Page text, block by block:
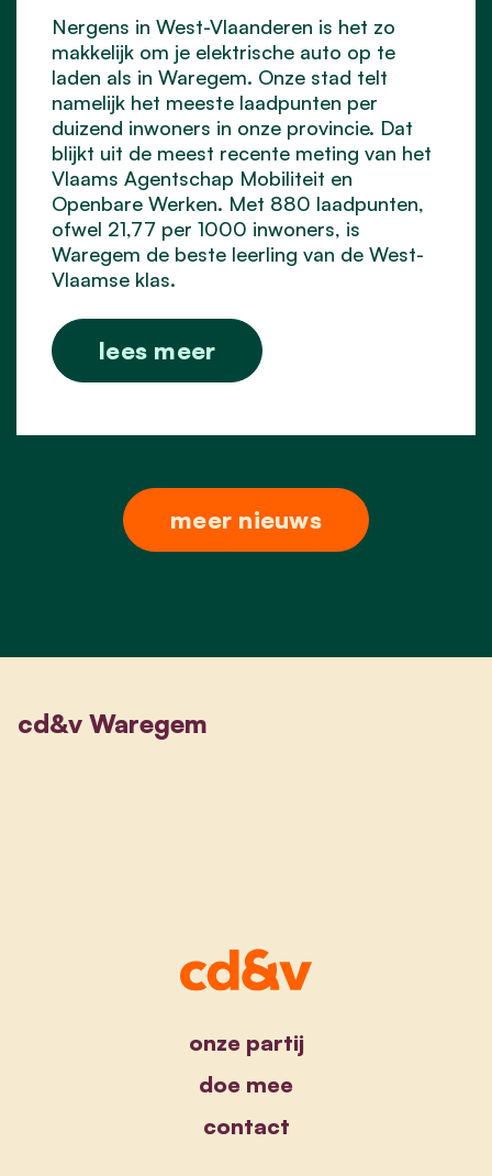
Nergens in West-Vlaanderen is het zo
makkelijk om je elektrische auto op te
laden als in Waregem. Onze stad telt
namelijk het meeste laadpunten per
duizend inwoners in onze provincie. Dat
blijkt uit de meest recente meting van het
Vlaams Agentschap Mobiliteit en
Openbare Werken. Met 880 laadpunten,
ofwel 21,77 per 1000 inwoners, is
Waregem de beste leerling van de West-
Vlaamse klas.
lees meer
meer nieuws
cd&v Waregem
onze partij
doe mee
contact